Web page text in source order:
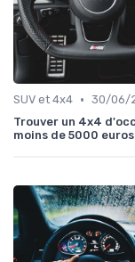
SUV et 4x4 • 30/06/
Trouver un 4x4
moins de 5000 euros